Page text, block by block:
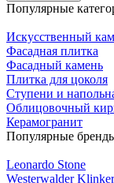
Популярные
Искусственный
Фасадная плитка
Фасадный камень
Плитка для цоколя
Ступени и
Облицовочный
Керамогранит
Популярные
Leonardo Stone
Westerwalder Klinker